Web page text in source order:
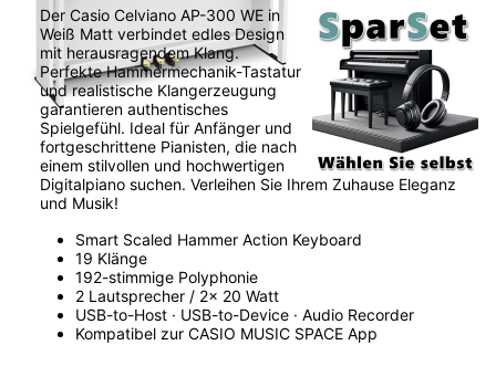
Der Casio Celviano AP-300 WE in
Weiß Matt verbindet edles Design
mit herausragendem Klang.
Perfekte Hammermechanik-Tastatur
und realistische Klangerzeugung
garantieren authentisches
Spielgefühl. Ideal für Anfänger und
fortgeschrittene Pianisten, die nach
einem stilvollen und hochwertigen
Digitalpiano suchen. Verleihen Sie Ihrem Zuhause Eleganz
und Musik!
Smart Scaled Hammer Action Keyboard
19 Klänge
192-stimmige Polyphonie
2 Lautsprecher / 2x 20 Watt
USB-to-Host · USB-to-Device · Audio Recorder
Kompatibel zur CASIO MUSIC SPACE App